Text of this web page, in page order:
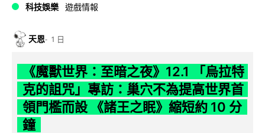
科技娛樂 遊戲情報
天恩 1 日
《魔獸世界：至暗之夜》12.1 「烏拉特
克的詛咒」專訪：巢穴不為提高世界首
領門檻而設 《諸王之眠》縮短約 10 分
鐘